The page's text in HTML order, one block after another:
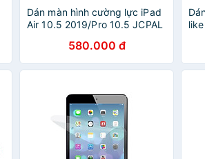
Dán màn hình cường lực iPad
Air 10.5 2019/Pro 10.5 JCPAL
580.000 đ